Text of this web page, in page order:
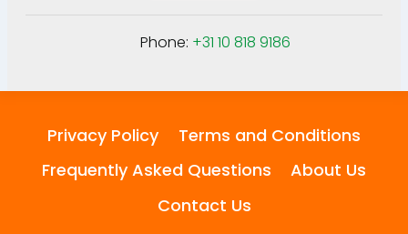
Phone: +31 10 818 9186
Privacy Policy
Terms and Conditions
Frequently Asked Questions
About Us
Contact Us